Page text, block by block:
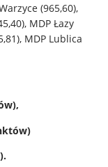
(965,60),
MDP Łazy
MDP Lublica